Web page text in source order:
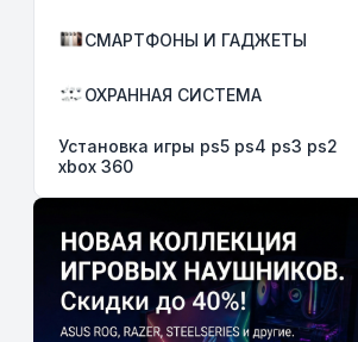
СМАРТФОНЫ И ГАДЖЕТЫ
ОХРАННАЯ СИСТЕМА
Установка игры ps5 ps4 ps3 ps2
xbox 360